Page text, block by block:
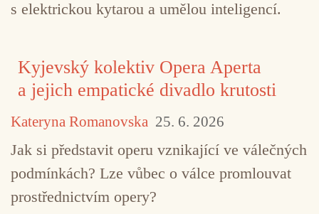
TAGY Videa na víkend
s elektrickou kytarou a umělou inteligencí.
Kyjevský kolektiv Opera Aperta
a jejich empatické divadlo krutosti
Kateryna Romanovska 25. 6. 2026
Jak si představit operu vznikající ve válečných
podmínkách? Lze vůbec o válce promlouvat
prostřednictvím opery?